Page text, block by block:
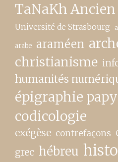
TaNaKh
Université de Strasbourg
arabe araméen
christianisme
humanités
épigraphie
codicologie
exégèse contrefaçons
grec hébreu